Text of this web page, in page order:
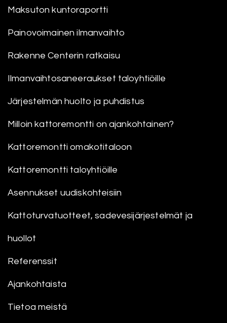
Maksuton kuntoraportti
Painovoimainen ilmanvaihto
Rakenne Centerin ratkaisu
Ilmanvaihtosaneeraukset taloyhtiöille
Järjestelmän huolto ja puhdistus
Milloin kattoremontti on ajankohtainen?
Kattoremontti omakotitaloon
Kattoremontti taloyhtiöille
Asennukset uudiskohteisiin
Kattoturvatuotteet, sadevesijärjestelmät ja
huollot
Referenssit
Ajankohtaista
Tietoa meistä